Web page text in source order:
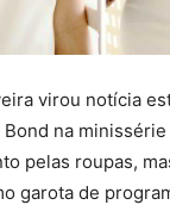
virou notícia
na
pelas roupas,
garota de